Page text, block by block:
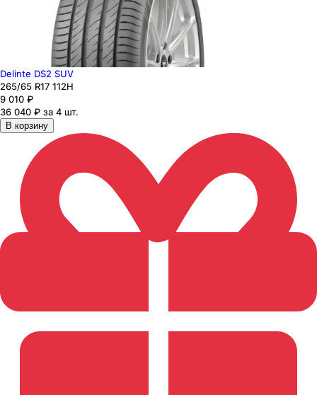
Delinte DS2 SUV
265/65 R17 112H
9 010 ₽
36 040 ₽ за 4 шт.
В корзину